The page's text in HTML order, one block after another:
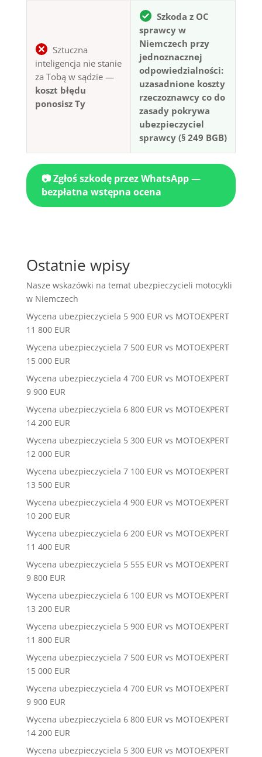
Sztuczna
inteligencja nie stanie
za Tobą w sądzie —
koszt błędu
ponosisz Ty
Szkoda z OC
sprawcy w
Niemczech przy
jednoznacznej
odpowiedzialności:
uzasadnione koszty
rzeczoznawcy co do
zasady pokrywa
ubezpieczyciel
sprawcy (§ 249 BGB)
📷 Zgłoś szkodę przez WhatsApp —
bezpłatna wstępna ocena
Ostatnie wpisy
Nasze wskazówki na temat ubezpieczycieli motocykli
w Niemczech
Wycena ubezpieczyciela 5 900 EUR vs MOTOEXPERT
11 800 EUR
Wycena ubezpieczyciela 7 500 EUR vs MOTOEXPERT
15 000 EUR
Wycena ubezpieczyciela 4 700 EUR vs MOTOEXPERT
9 900 EUR
Wycena ubezpieczyciela 6 800 EUR vs MOTOEXPERT
14 200 EUR
Wycena ubezpieczyciela 5 300 EUR vs MOTOEXPERT
12 000 EUR
Wycena ubezpieczyciela 7 100 EUR vs MOTOEXPERT
13 500 EUR
Wycena ubezpieczyciela 4 900 EUR vs MOTOEXPERT
10 200 EUR
Wycena ubezpieczyciela 6 200 EUR vs MOTOEXPERT
11 400 EUR
Wycena ubezpieczyciela 5 555 EUR vs MOTOEXPERT
9 800 EUR
Wycena ubezpieczyciela 6 100 EUR vs MOTOEXPERT
13 200 EUR
Wycena ubezpieczyciela 5 900 EUR vs MOTOEXPERT
11 800 EUR
Wycena ubezpieczyciela 7 500 EUR vs MOTOEXPERT
15 000 EUR
Wycena ubezpieczyciela 4 700 EUR vs MOTOEXPERT
9 900 EUR
Wycena ubezpieczyciela 6 800 EUR vs MOTOEXPERT
14 200 EUR
Wycena ubezpieczyciela 5 300 EUR vs MOTOEXPERT